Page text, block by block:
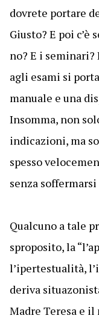
dovrete portare
Giusto? E poi
no? E i seminari?
agli esami si
manuale e una
Insomma, non
indicazioni, ma
spesso
senza
Qualcuno a tale
sproposito, la
l’ipertestualità,
deriva
Madre Teresa e